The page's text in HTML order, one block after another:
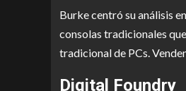
Burke centró su análisis
consolas tradicionales
tradicional de PCs.
Digital Foundry